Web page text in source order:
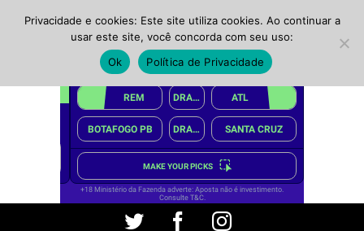
Twitter FacebookInstagram
Privacidade e cookies: Este site utiliza cookies. Ao continuar a
usar este site, você concorda com seu uso:
Ok
Política de Privacidade